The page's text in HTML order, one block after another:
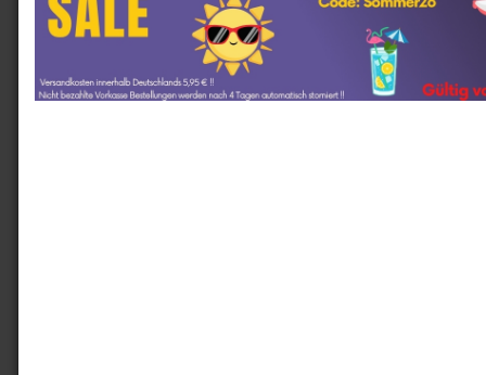
NASCAR 2025 " Shane van Gisbergen - Safety Culture "
1:64